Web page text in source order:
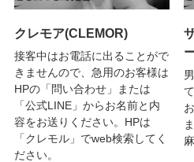
クレモア(CLEMOR)
接客中はお電話に出ることがで
きませんので、急用のお客様は
HPの「問い合わせ」または
「公式LINE」からお名前と内
容をお送りください。HPは
「クレモル」でweb検索してく
ださい。